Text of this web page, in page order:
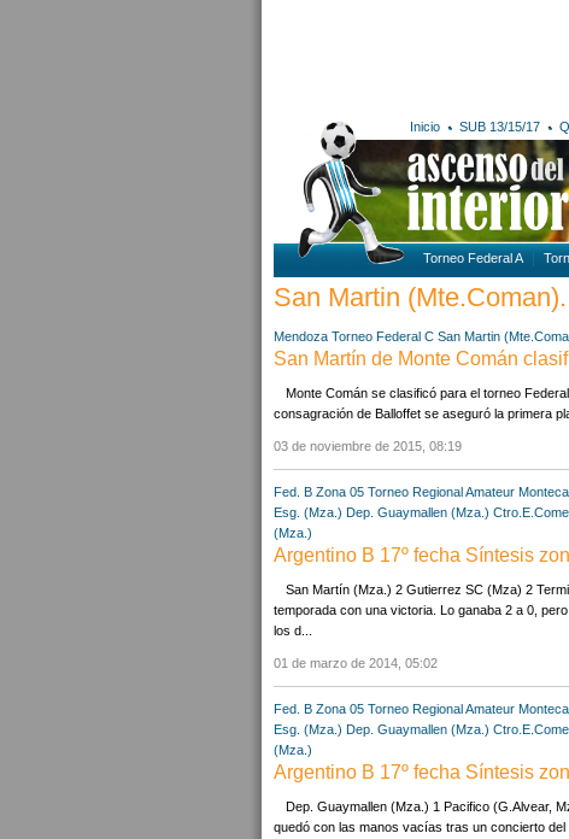
Inicio SUB 13/15/17
Torneo Federal A
San Martin
Mendoza Torneo Federal C San Martin
San Martín de Monte Comán
Monte Comán se clasificó para el torneo
consagración de Balloffet se aseguró la primera
03 de noviembre de 2015, 08:19
Fed. B Zona 05 Torneo Regional Amateur
Esg. (Mza.) Dep. Guaymallen (Mza.)
(Mza.)
Argentino B 17º fecha Síntesis
San Martín (Mza.) 2 Gutierrez SC (Mza) 2
temporada con una victoria. Lo ganaba 2 a 0,
los d...
01 de marzo de 2014, 05:02
Fed. B Zona 05 Torneo Regional Amateur
Esg. (Mza.) Dep. Guaymallen (Mza.)
(Mza.)
Argentino B 17º fecha Síntesis
Dep. Guaymallen (Mza.) 1 Pacifico (G.Alvear,
quedó con las manos vacías tras un concierto